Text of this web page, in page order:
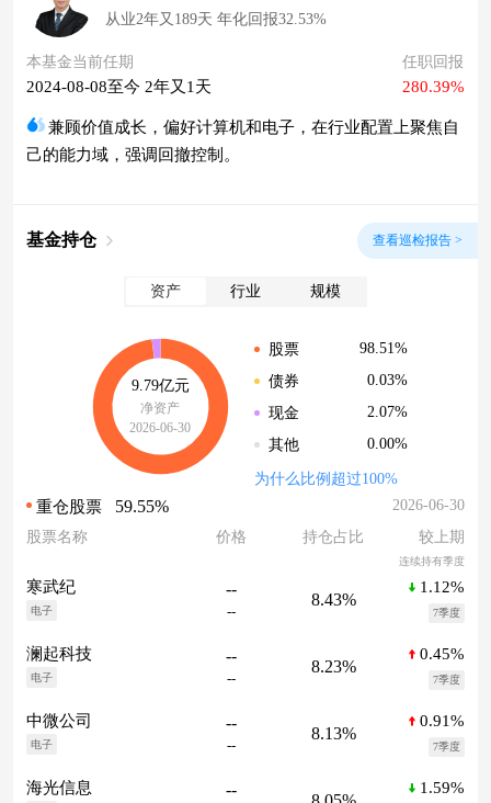
从业2年又189天 年化回报32.53%
本基金当前任期
2024-08-08至今 2年又1天
任职回报
280.39%
兼顾价值成长，偏好计算机和电子，在行业配置上聚焦自
己的能力域，强调回撤控制。
基金持仓 查看巡检报告 >
资产 行业 规模
9.79亿元
净资产
2026-06-30
股票
98.51%
债券
0.03%
现金
2.07%
其他
0.00%
为什么比例超过100%
重仓股票 59.55%
2026-06-30
股票名称
价格 持仓占比 较上期
连续持有季度
寒武纪
电子
--
--
8.43%
1.12%
7季度
澜起科技
电子
--
--
8.23%
0.45%
7季度
中微公司
电子
--
--
8.13%
0.91%
7季度
海光信息 -- 1.59%